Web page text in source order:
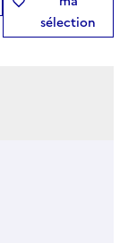
sélection